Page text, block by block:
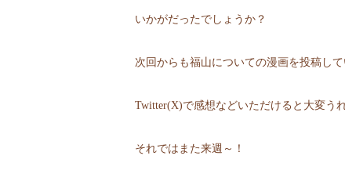
いかがだったでしょうか？
次回からも福山についての漫画を投稿し
Twitter(X)で感想などいただけると大変う
それではまた来週～！